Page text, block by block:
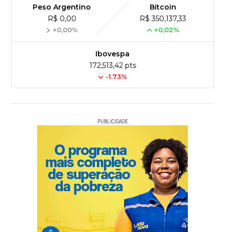
Peso Argentino
R$ 0,00
+0,00%
Bitcoin
R$ 350,137,33
+0,02%
Ibovespa
172,513,42 pts
-1.73%
PUBLICIDADE